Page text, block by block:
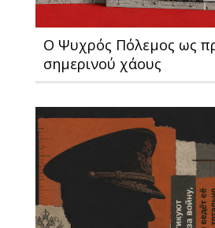
Ο Ψυχρός Πόλεμος ως
σημερινού χάους